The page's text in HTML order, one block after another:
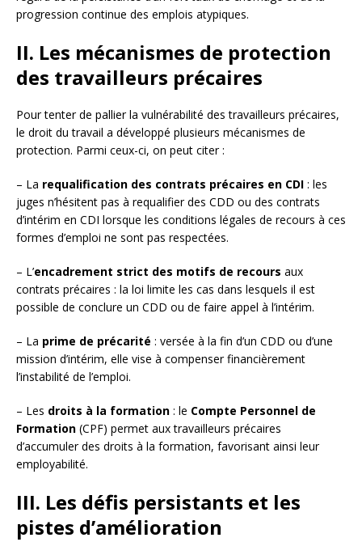
progression continue des emplois atypiques.
II. Les mécanismes de protection
des travailleurs précaires
Pour tenter de pallier la vulnérabilité des travailleurs précaires,
le droit du travail a développé plusieurs mécanismes de
protection. Parmi ceux-ci, on peut citer :
– La requalification des contrats précaires en CDI : les
juges n’hésitent pas à requalifier des CDD ou des contrats
d’intérim en CDI lorsque les conditions légales de recours à ces
formes d’emploi ne sont pas respectées.
– L’encadrement strict des motifs de recours aux
contrats précaires : la loi limite les cas dans lesquels il est
possible de conclure un CDD ou de faire appel à l’intérim.
– La prime de précarité : versée à la fin d’un CDD ou d’une
mission d’intérim, elle vise à compenser financièrement
l’instabilité de l’emploi.
– Les droits à la formation : le Compte Personnel de
Formation (CPF) permet aux travailleurs précaires
d’accumuler des droits à la formation, favorisant ainsi leur
employabilité.
III. Les défis persistants et les
pistes d’amélioration